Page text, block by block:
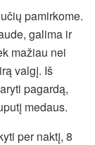
pamirkome.
galima ir
mažiau nei
valgį. Iš
pagardą,
medaus.
per naktį, 8